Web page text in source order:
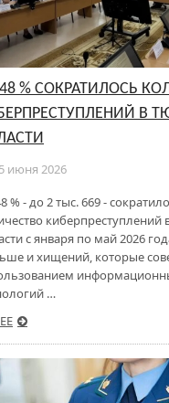
% СОКРАТИЛОСЬ
В
июня 2026
% - до 2 тыс. 669 -
киберпреступлений
с января по май 2026
и хищений, которые
…